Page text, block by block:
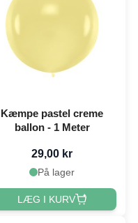
Kæmpe pastel creme
ballon - 1 Meter
29,00 kr
På lager
LÆG I KURV